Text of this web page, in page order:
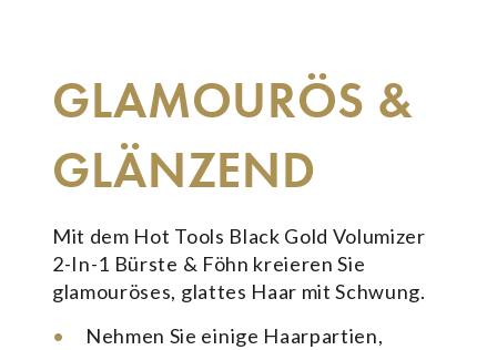
GLAMOURÖS &
GLÄNZEND
Mit dem Hot Tools Black Gold Volumizer
2-In-1 Bürste & Föhn kreieren Sie
glamouröses, glattes Haar mit Schwung.
Nehmen Sie einige Haarpartien,